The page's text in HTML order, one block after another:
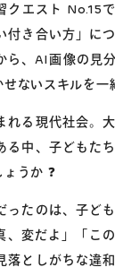
クエスト No.15
付き合い方」に
ら、AI画像の見
ないスキルを一
れる現代社会。
る中、子どもた
うか ❓
ったのは、子ど
、変だよ」「こ
落としがちな違